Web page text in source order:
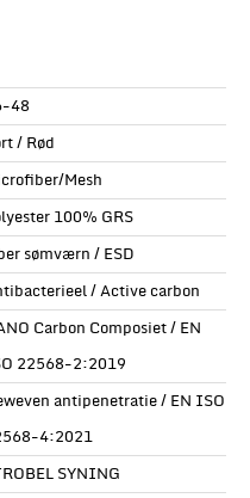
48
/ Rød
Mesh
100% GRS
sømværn / ESD
/ Active carbon
Carbon Composiet / EN
22568-2:2019
antipenetratie / EN ISO
4:2021
SYNING